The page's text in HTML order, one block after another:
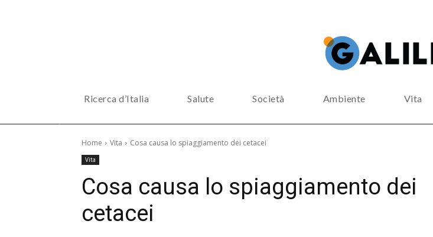
Ricerca d’Italia Salute Società Ambiente Vita
Home Vita Cosa causa lo spiaggiamento dei cetacei
Vita
Cosa causa lo spiaggiamento dei
cetacei